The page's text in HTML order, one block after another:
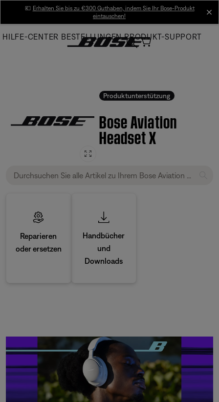
Main
💶 Erhalten Sie bis zu €300 Guthaben, indem Sie Ihr Bose-Produkt
eintauschen!
HILFE-CENTER BESTELLUNGEN PRODUKT-SUPPORT
Produktunterstützung
Bose Aviation
Headset X
Reparieren
oder ersetzen
Handbücher
und
Downloads